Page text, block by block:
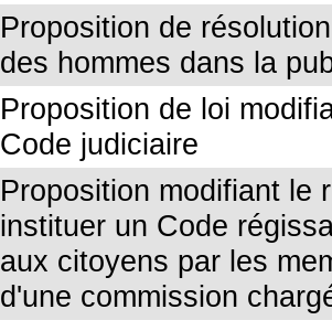
Proposition de
des hommes dans la
Proposition de loi
Code judiciaire
Proposition modifiant le
instituer un Code
aux citoyens par les
d'une commission